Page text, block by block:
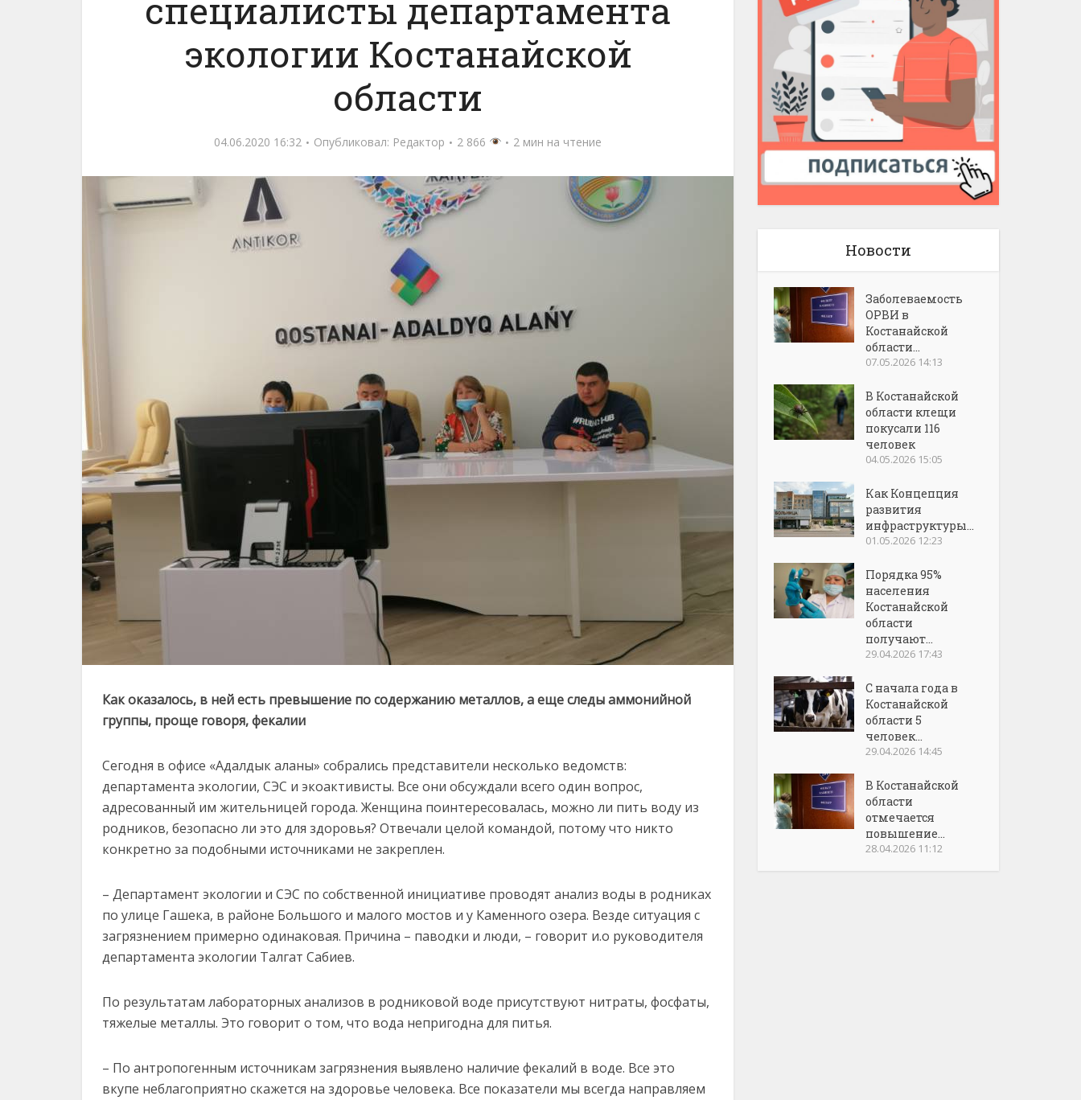
специалисты департамента
экологии Костанайской
области
04.06.2020 16:32 Опубликовал: Редактор 2 866 2 мин на чтение
Как оказалось, в ней есть превышение по содержанию металлов, а еще следы аммонийной
группы, проще говоря, фекалии
Сегодня в офисе «Адалдык аланы» собрались представители несколько ведомств:
департамента экологии, СЭС и экоактивисты. Все они обсуждали всего один вопрос,
адресованный им жительницей города. Женщина поинтересовалась, можно ли пить воду из
родников, безопасно ли это для здоровья? Отвечали целой командой, потому что никто
конкретно за подобными источниками не закреплен.
– Департамент экологии и СЭС по собственной инициативе проводят анализ воды в родниках
по улице Гашека, в районе Большого и малого мостов и у Каменного озера. Везде ситуация с
загрязнением примерно одинаковая. Причина – паводки и люди, – говорит и.о руководителя
департамента экологии Талгат Сабиев.
По результатам лабораторных анализов в родниковой воде присутствуют нитраты, фосфаты,
тяжелые металлы. Это говорит о том, что вода непригодна для питья.
– По антропогенным источникам загрязнения выявлено наличие фекалий в воде. Все это
вкупе неблагоприятно скажется на здоровье человека. Все показатели мы всегда направляем
Новости
Заболеваемость
ОРВИ в
Костанайской
области...
07.05.2026 14:13
В Костанайской
области клещи
покусали 116
человек
04.05.2026 15:05
Как Концепция
развития
инфраструктуры...
01.05.2026 12:23
Порядка 95%
населения
Костанайской
области
получают...
29.04.2026 17:43
С начала года в
Костанайской
области 5
человек...
29.04.2026 14:45
В Костанайской
области
отмечается
повышение...
28.04.2026 11:12